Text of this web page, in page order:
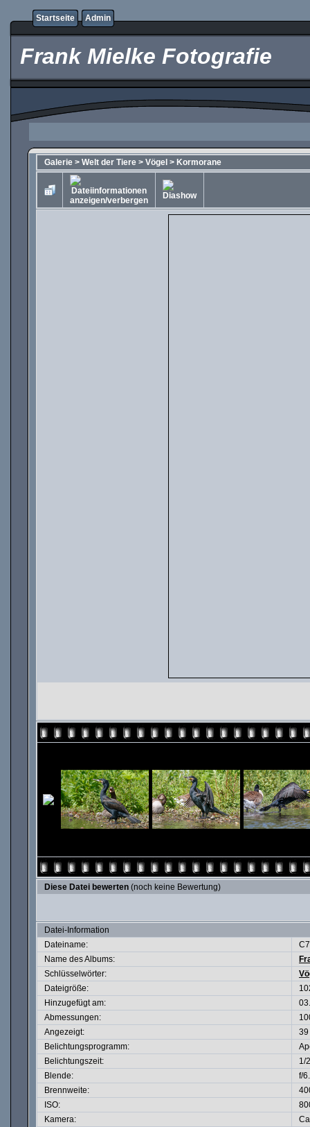
Startseite Admin
Frank Mielke Fotografie
Galerie > Welt der Tiere > Vögel > Kormorane
Diese Datei bewerten (noch keine Bewertung)
Datei-Information
Dateiname:
Name des Albums:
Schlüsselwörter:
Dateigröße:
Hinzugefügt am:
Abmessungen:
Angezeigt:
39
Belichtungsprogramm:
Belichtungszeit:
1/
Blende:
f/
Brennweite:
ISO:
Kamera: